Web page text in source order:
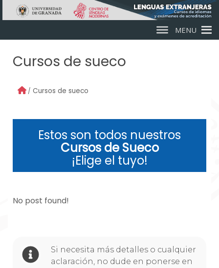
Skip to main content
MENU
Cursos de sueco
Cursos de sueco
Estos son todos nuestros
Cursos de Sueco
¡Elige el tuyo!
No post found!
Si necesita más detalles o cualquier
aclaración, no dude en ponerse en